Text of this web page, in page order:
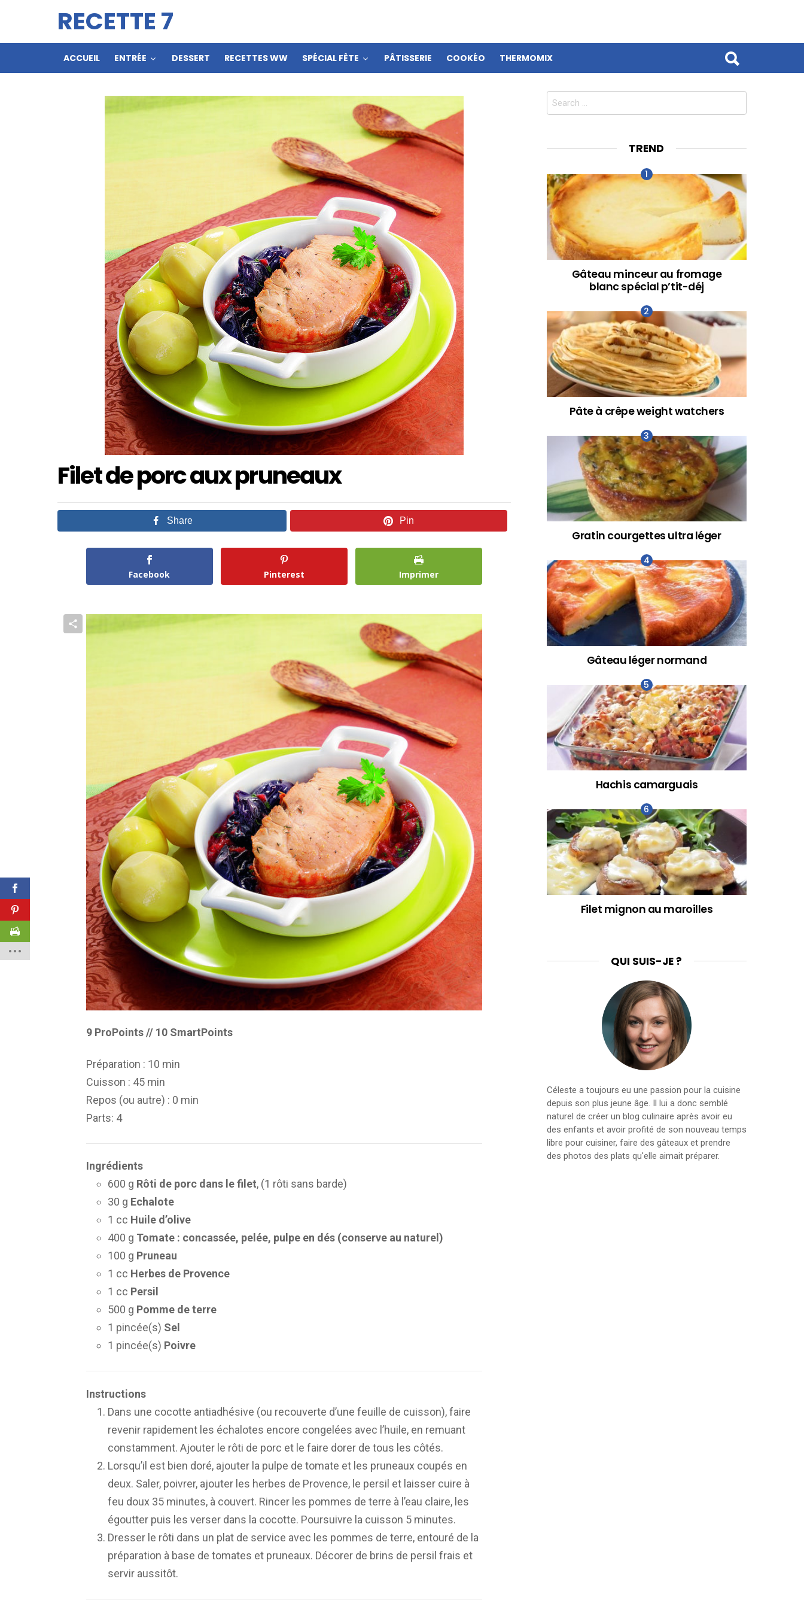
RECETTE 7
ACCUEIL ENTRÉE DESSERT RECETTES WW SPÉCIAL FÊTE PÂTISSERIE COOKÉO THERMOMIX
Filet de porc aux pruneaux
Share Pin
Facebook Pinterest Imprimer
9 ProPoints // 10 SmartPoints
Préparation : 10 min
Cuisson : 45 min
Repos (ou autre) : 0 min
Parts: 4
Ingrédients
600 g Rôti de porc dans le filet, (1 rôti sans barde)
30 g Echalote
1 cc Huile d’olive
400 g Tomate : concassée, pelée, pulpe en dés (conserve au naturel)
100 g Pruneau
1 cc Herbes de Provence
1 cc Persil
500 g Pomme de terre
1 pincée(s) Sel
1 pincée(s) Poivre
Instructions
Dans une cocotte antiadhésive (ou recouverte d’une feuille de cuisson), faire
revenir rapidement les échalotes encore congelées avec l’huile, en remuant
constamment. Ajouter le rôti de porc et le faire dorer de tous les côtés.
Lorsqu’il est bien doré, ajouter la pulpe de tomate et les pruneaux coupés en
deux. Saler, poivrer, ajouter les herbes de Provence, le persil et laisser cuire à
feu doux 35 minutes, à couvert. Rincer les pommes de terre à l’eau claire, les
égoutter puis les verser dans la cocotte. Poursuivre la cuisson 5 minutes.
Dresser le rôti dans un plat de service avec les pommes de terre, entouré de la
préparation à base de tomates et pruneaux. Décorer de brins de persil frais et
servir aussitôt.
Search
TREND
Gâteau minceur au fromage
blanc spécial p’tit-déj
Pâte à crêpe weight watchers
Gratin courgettes ultra léger
Gâteau léger normand
Hachis camarguais
Filet mignon au maroilles
QUI SUIS-JE ?
Céleste a toujours eu une passion pour la cuisine
depuis son plus jeune âge. Il lui a donc semblé
naturel de créer un blog culinaire après avoir eu
des enfants et avoir profité de son nouveau temps
libre pour cuisiner, faire des gâteaux et prendre
des photos des plats qu'elle aimait préparer.